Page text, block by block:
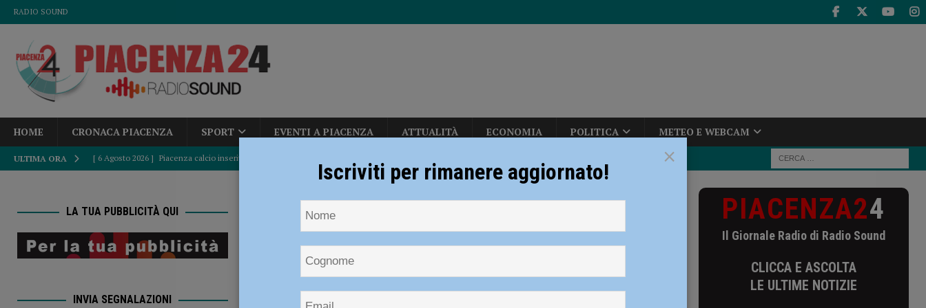
RADIO SOUND
HOME CRONACA PIACENZA SPORT EVENTI A PIACENZA ATTUALITÀ ECONOMIA POLITICA METEO E WEBCAM
ULTIMA ORA [ 6 Agosto 2026 ] Piacenza calcio inserito nel Girone B: derby con Fiorenzuola e Nibbiano
Fine del caldo africano, Paolo Corazzon: “Calo deciso delle temperature solo dopo ferragosto” – AUDIO
ATTUALITÀ
CRONACA PIACENZA
Crisi idrica, Murelli (Lega): “Le regole sul deflusso ecologico non possono mettere in ginocchio gli agricoltori”
POLITICA
NOTIZIE CRONACA PIACENZA
Sorpresi in auto con armi e oggetti atti ad
offendere, tre denunciati
Sorpresi in auto con armi e oggetti atti ad
offendere, tre denunciati
LA TUA PUBBLICITÀ QUI
INVIA SEGNALAZIONI
PIACENZA24
Il Giornale Radio di Radio Sound
CLICCA E ASCOLTA
LE ULTIME NOTIZIE
×
Iscriviti per rimanere aggiornato!